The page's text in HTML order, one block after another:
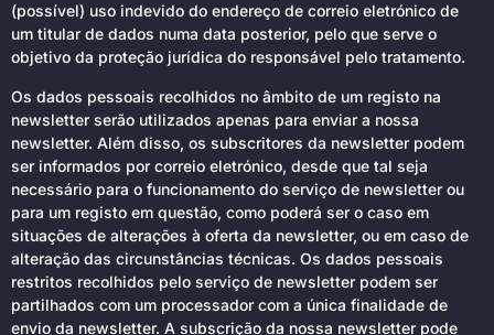
(possível) uso indevido do endereço de correio eletrónico de
um titular de dados numa data posterior, pelo que serve o
objetivo da proteção jurídica do responsável pelo tratamento.
Os dados pessoais recolhidos no âmbito de um registo na
newsletter serão utilizados apenas para enviar a nossa
newsletter. Além disso, os subscritores da newsletter podem
ser informados por correio eletrónico, desde que tal seja
necessário para o funcionamento do serviço de newsletter ou
para um registo em questão, como poderá ser o caso em
situações de alterações à oferta da newsletter, ou em caso de
alteração das circunstâncias técnicas. Os dados pessoais
restritos recolhidos pelo serviço de newsletter podem ser
partilhados com um processador com a única finalidade de
envio da newsletter. A subscrição da nossa newsletter pode